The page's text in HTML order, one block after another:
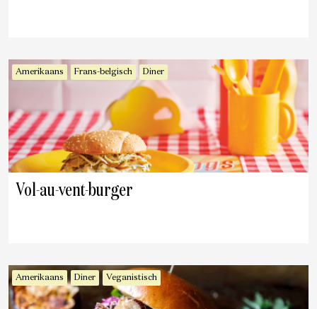
Amerikaans Frans-belgisch Diner
Vol-au-vent-burger
Amerikaans Diner Veganistisch